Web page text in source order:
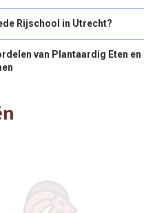
Rijschool in Utrecht?
van Plantaardig Eten